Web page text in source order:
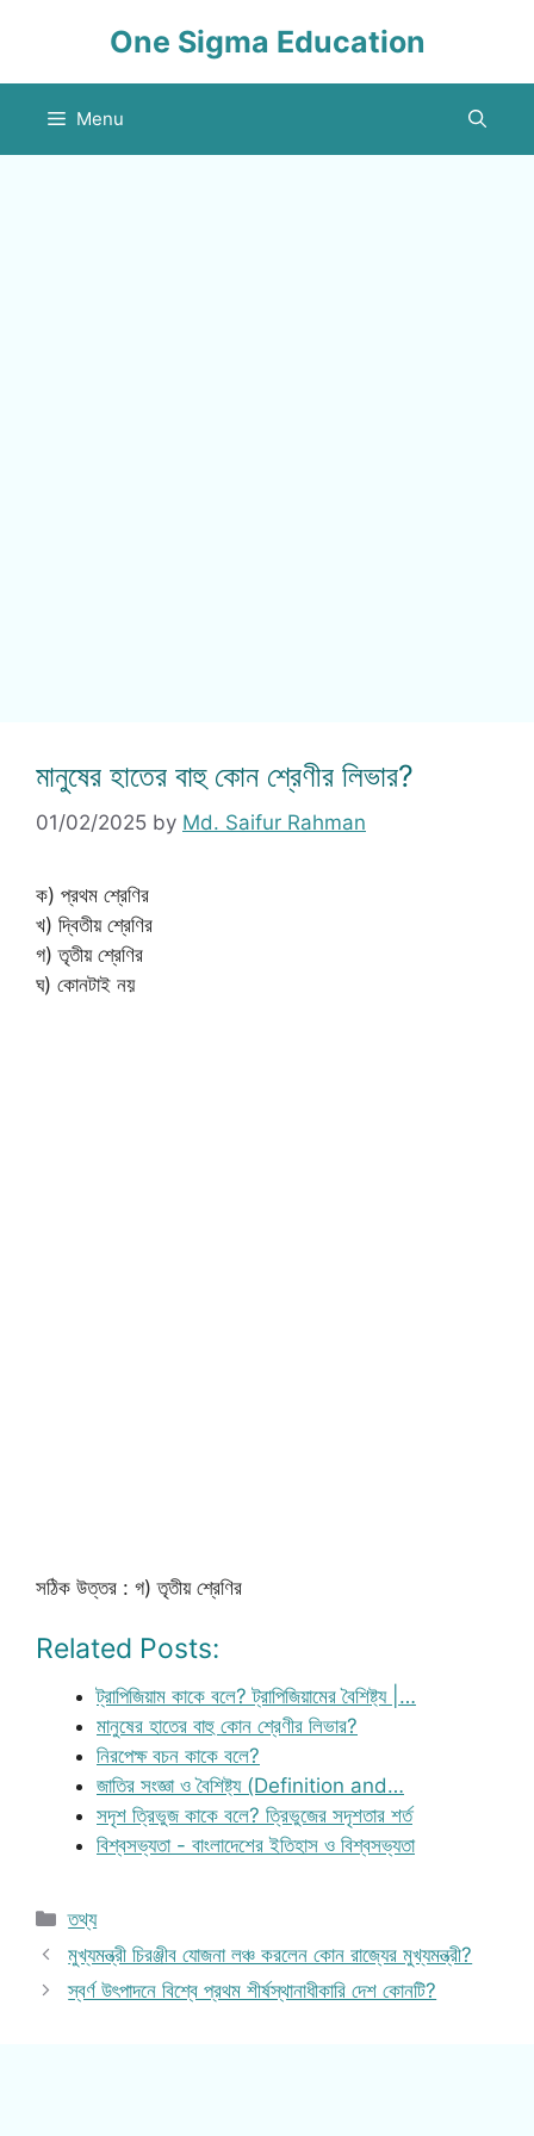
One Sigma Education
Menu
মানুষের হাতের বাহু কোন শ্রেণীর লিভার?
01/02/2025 by Md. Saifur Rahman
ক) প্রথম শ্রেণির
খ) দ্বিতীয় শ্রেণির
গ) তৃতীয় শ্রেণির
ঘ) কোনটাই নয়
সঠিক উত্তর : গ) তৃতীয় শ্রেণির
Related Posts:
ট্রাপিজিয়াম কাকে বলে? ট্রাপিজিয়ামের বৈশিষ্ট্য |…
মানুষের হাতের বাহু কোন শ্রেণীর লিভার?
নিরপেক্ষ বচন কাকে বলে?
জাতির সংজ্ঞা ও বৈশিষ্ট্য (Definition and…
সদৃশ ত্রিভুজ কাকে বলে? ত্রিভুজের সদৃশতার শর্ত
বিশ্বসভ্যতা - বাংলাদেশের ইতিহাস ও বিশ্বসভ্যতা
Categories
তথ্য
মুখ্যমন্ত্রী চিরঞ্জীব যোজনা লঞ্চ করলেন কোন রাজ্যের মুখ্যমন্ত্রী?
স্বর্ণ উৎপাদনে বিশ্বে প্রথম শীর্ষস্থানাধীকারি দেশ কোনটি?